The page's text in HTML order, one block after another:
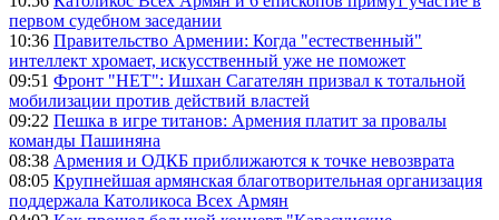
первом судебном заседании
10:36 Правительство Армении: Когда "естественный"
интеллект хромает, искусственный уже не поможет
09:51 Фронт "НЕТ": Ишхан Сагателян призвал к тотальной
мобилизации против действий властей
09:22 Пешка в игре титанов: Армения платит за провалы
команды Пашиняна
08:38 Армения и ОДКБ приближаются к точке невозврата
08:05 Крупнейшая армянская благотворительная организация
поддержала Католикоса Всех Армян